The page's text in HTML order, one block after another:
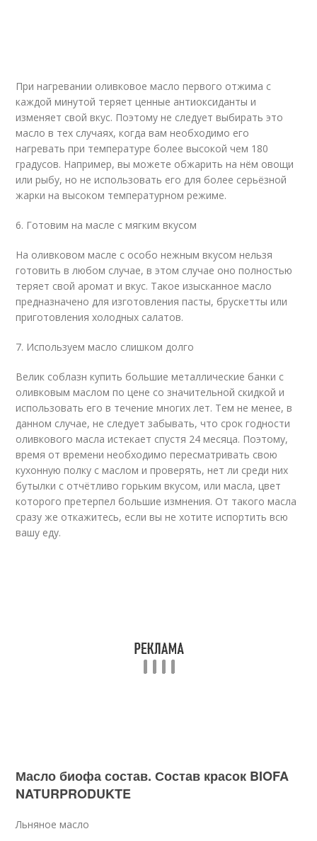
При нагревании оливковое масло первого отжима с
каждой минутой теряет ценные антиоксиданты и
изменяет свой вкус. Поэтому не следует выбирать это
масло в тех случаях, когда вам необходимо его
нагревать при температуре более высокой чем 180
градусов. Например, вы можете обжарить на нём овощи
или рыбу, но не использовать его для более серьёзной
жарки на высоком температурном режиме.
6. Готовим на масле с мягким вкусом
На оливковом масле с особо нежным вкусом нельзя
готовить в любом случае, в этом случае оно полностью
теряет свой аромат и вкус. Такое изысканное масло
предназначено для изготовления пасты, брускетты или
приготовления холодных салатов.
7. Используем масло слишком долго
Велик соблазн купить большие металлические банки с
оливковым маслом по цене со значительной скидкой и
использовать его в течение многих лет. Тем не менее, в
данном случае, не следует забывать, что срок годности
оливкового масла истекает спустя 24 месяца. Поэтому,
время от времени необходимо пересматривать свою ​​
кухонную полку с маслом и проверять, нет ли среди них
бутылки с отчётливо горьким вкусом, или масла, цвет
которого претерпел большие измнения. От такого масла
сразу же откажитесь, если вы не хотите испортить всю
вашу еду.
Масло биофа состав. Состав красок BIOFA
NATURPRODUKTE
Льняное масло